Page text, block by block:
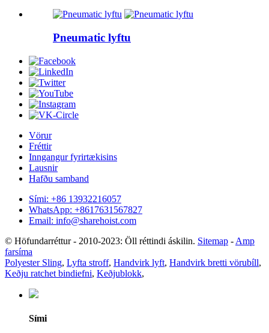
Pneumatic lyftu
Vörur
Fréttir
Inngangur fyrirtækisins
Lausnir
Hafðu samband
Sími: +86 13932216057
WhatsApp: +8617631567827
Email: info@sharehoist.com
© Höfundarréttur - 2010-2023: Öll réttindi áskilin. Sitemap - Amp
farsíma
Polyester Sling, Lyfta stroff, Handvirk lyft, Handvirk bretti vörubíll,
Keðju ratchet bindiefni, Keðjublokk,
Sími